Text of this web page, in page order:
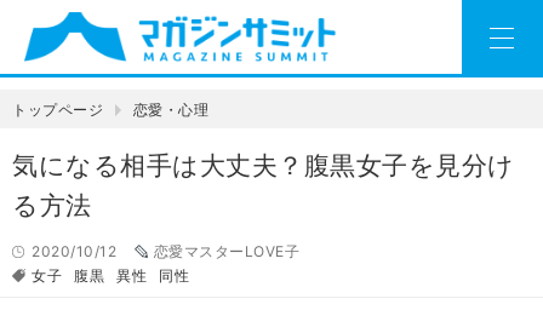
トップページ 恋愛・心理
気になる相手は大丈夫？腹黒女子を見分け
る方法
2020/10/12
恋愛マスターLOVE子
女子
腹黒 異性 同性